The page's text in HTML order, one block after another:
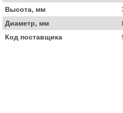
Высота, мм
Диаметр, мм
Код поставщика